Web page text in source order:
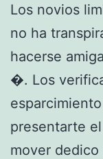
Los novios
no ha
hacerse
�. Los
presentarte
mover